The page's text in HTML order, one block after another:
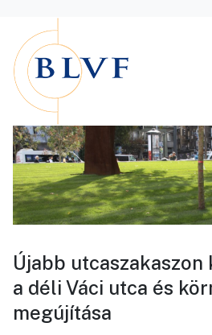
Újabb utcaszakaszon
a déli Váci utca és
megújítása